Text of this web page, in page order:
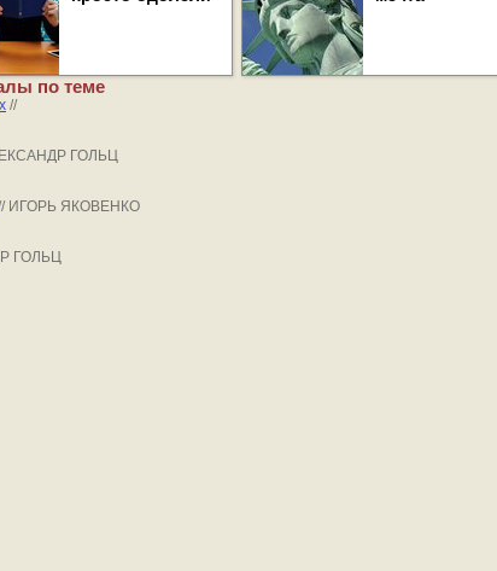
по теме
//
ГОЛЬЦ
ИГОРЬ ЯКОВЕНКО
ГОЛЬЦ